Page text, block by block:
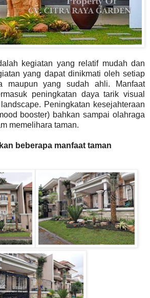
kegiatan yang relatif mudah dan
yang dapat dinikmati oleh setiap
maupun yang sudah ahli. Manfaat
peningkatan daya tarik visual
Peningkatan kesejahteraan
booster) bahkan sampai olahraga
memelihara taman.
beberapa manfaat taman